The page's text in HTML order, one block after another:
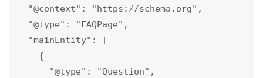
  "@context": "https://schema.org",
  "@type": "FAQPage",
  "mainEntity": [
    {
      "@type": "Question",